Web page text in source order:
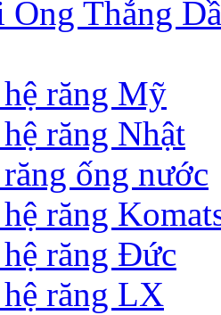
Thắng
răng Mỹ
răng Nhật
ống nước
răng
răng Đức
răng LX